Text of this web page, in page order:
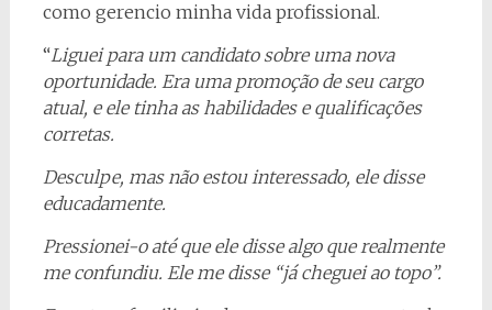
como gerencio minha vida profissional.
“Liguei para um candidato sobre uma nova
oportunidade. Era uma promoção de seu cargo
atual, e ele tinha as habilidades e qualificações
corretas.
Desculpe, mas não estou interessado, ele disse
educadamente.
Pressionei-o até que ele disse algo que realmente
me confundiu. Ele me disse “já cheguei ao topo”.